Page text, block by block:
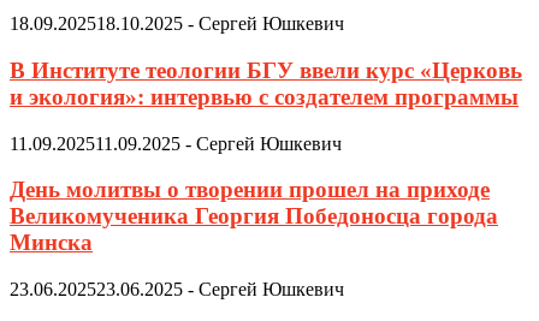
18.09.202518.10.2025 - Сергей Юшкевич
В Институте теологии БГУ ввели курс «Церковь
и экология»: интервью с создателем программы
11.09.202511.09.2025 - Сергей Юшкевич
День молитвы о творении прошел на приходе
Великомученика Георгия Победоносца города
Минска
23.06.202523.06.2025 - Сергей Юшкевич